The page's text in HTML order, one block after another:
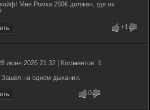
Мне Ромка 250€ должен, где их
+1
июня 2026 21:32 | Комментов: 1
на одном дыхании.
0